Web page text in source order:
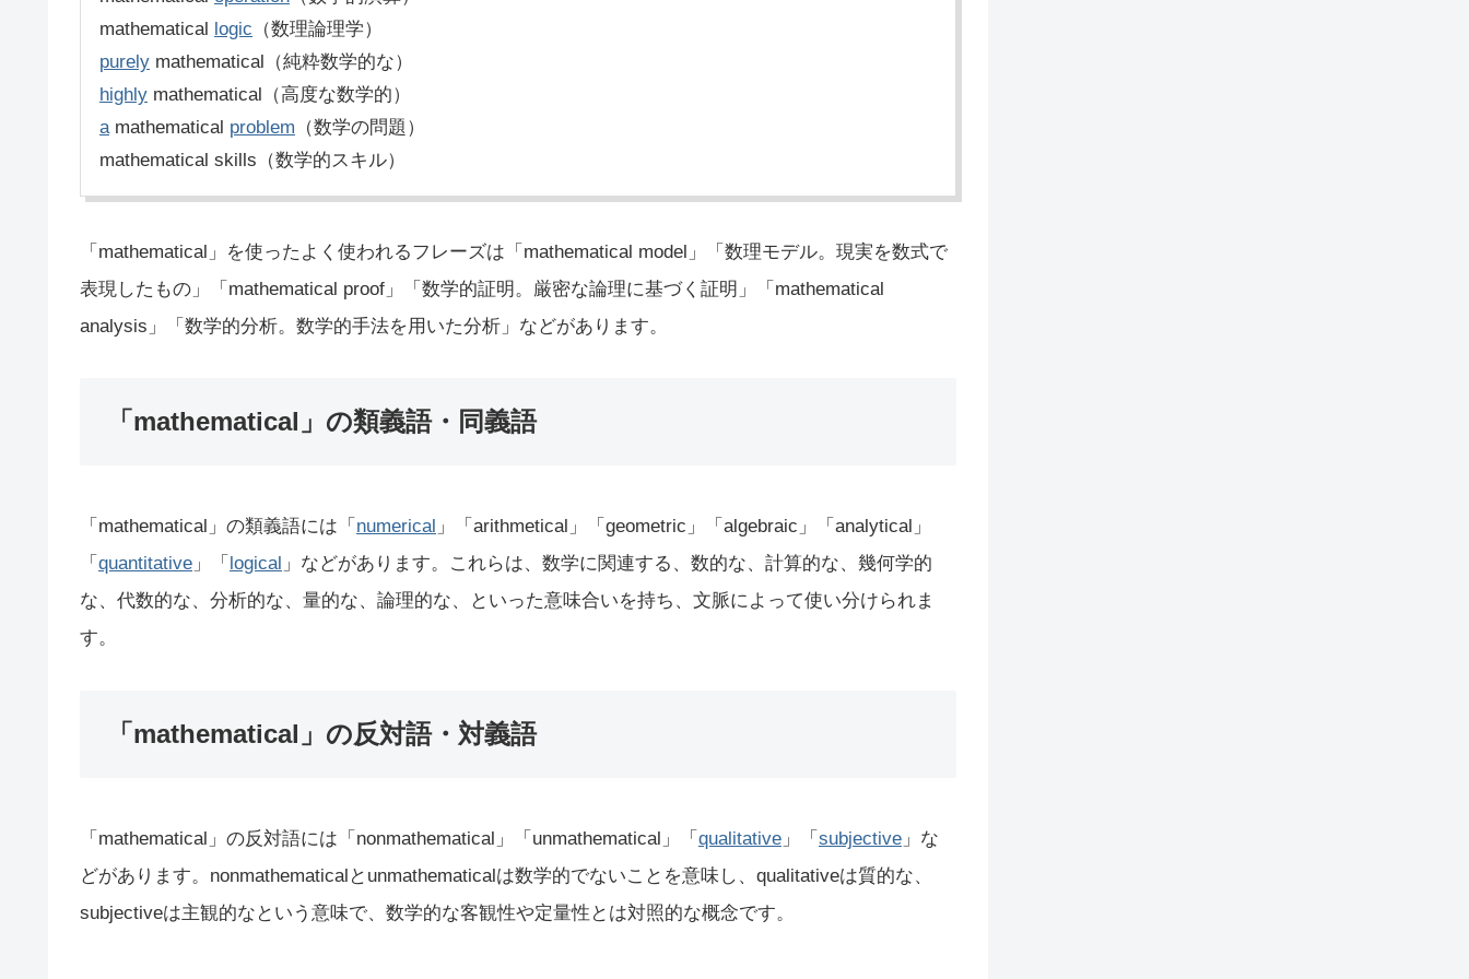
mathematical logic （数理論理学）
purely mathematical（純粋数学的な）
highly mathematical（高度な数学的）
amathematical problem （数学の問題）
mathematical skills（数学的スキル）
「mathematical」を使ったよく使われるフレーズは「mathematical model」「数理モデル。現実を数式で
表現したもの」「mathematical proof」「数学的証明。厳密な論理に基づく証明」「mathematical
analysis」「数学的分析。数学的手法を用いた分析」などがあります。
「mathematical」の類義語・同義語
「mathematical」の類義語には「 numerical 」「arithmetical」「geometric」「algebraic」「analytical」
「 quantitative 」「 logical 」などがあります。これらは、数学に関連する、数的な、計算的な、幾何学的
な、代数的な、分析的な、量的な、論理的な、といった意味合いを持ち、文脈によって使い分けられま
す。
「mathematical」の反対語・対義語
「mathematical」の反対語には「nonmathematical」「unmathematical」「 qualitative 」「 subjective 」な
どがあります。nonmathematicalとunmathematicalは数学的でないことを意味し、qualitativeは質的な、
subjectiveは主観的なという意味で、数学的な客観性や定量性とは対照的な概念です。